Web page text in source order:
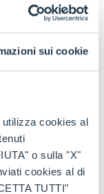
sui cookie
cookies al
o sulla "X"
cookies al di
TUTTI"